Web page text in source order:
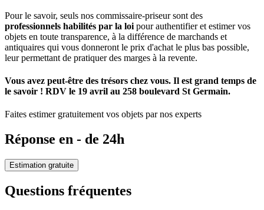
Pour le savoir, seuls nos commissaire-priseur sont des
professionnels habilités par la loi pour authentifier et estimer vos
objets en toute transparence, à la différence de marchands et
antiquaires qui vous donneront le prix d'achat le plus bas possible,
leur permettant de pratiquer des marges à la revente.
Vous avez peut-être des trésors chez vous. Il est grand temps de
le savoir ! RDV le 19 avril au 258 boulevard St Germain.
Faites estimer gratuitement vos objets par nos experts
Réponse en - de 24h
Estimation gratuite
Questions fréquentes